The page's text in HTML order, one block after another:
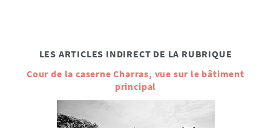
LES ARTICLES INDIRECT DE LA RUBRIQUE
Cour de la caserne Charras, vue sur le bâtiment
principal